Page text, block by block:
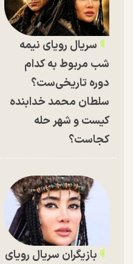
سریال رویای نیمه
شب مربوط به کدام
دوره تاریخی‌ست؟
سلطان محمد خدابنده
کیست و شهر حله
کجاست؟
بازیگران سریال رویای